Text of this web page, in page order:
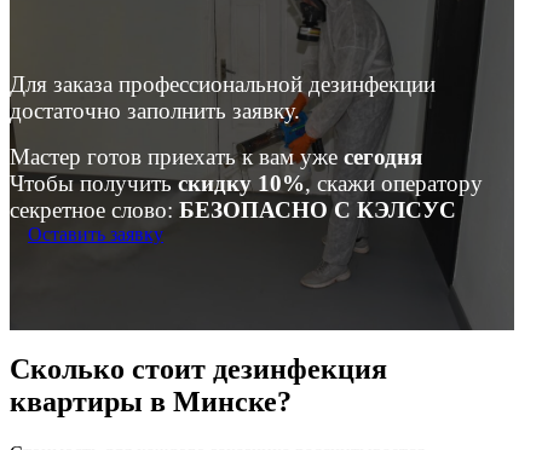
Для заказа профессиональной дезинфекции
достаточно заполнить заявку.
Мастер готов приехать к вам уже сегодня
Чтобы получитьскидку 10%, скажи оператору
секретное слово: БЕЗОПАСНО С КЭЛСУС
Оставить заявку
Сколько стоит дезинфекция
квартиры в Минске?